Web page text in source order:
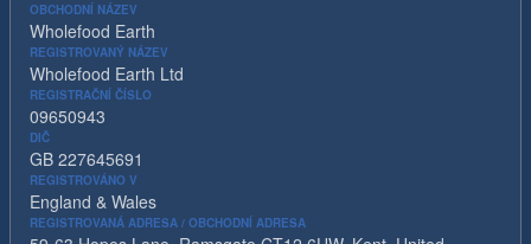
OBCHODNÍ NÁZEV
Wholefood Earth
REGISTROVANÝ NÁZEV
Wholefood Earth Ltd
REGISTRAČNÍ ČÍSLO
09650943
DIČ
GB 227645691
REGISTROVÁNO V
England & Wales
REGISTROVANÁ ADRESA / OBCHODNÍ ADRESA